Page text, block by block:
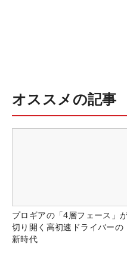
オススメの記事
プロギアの「4層フェース」
切り開く高初速ドライバーの
新時代